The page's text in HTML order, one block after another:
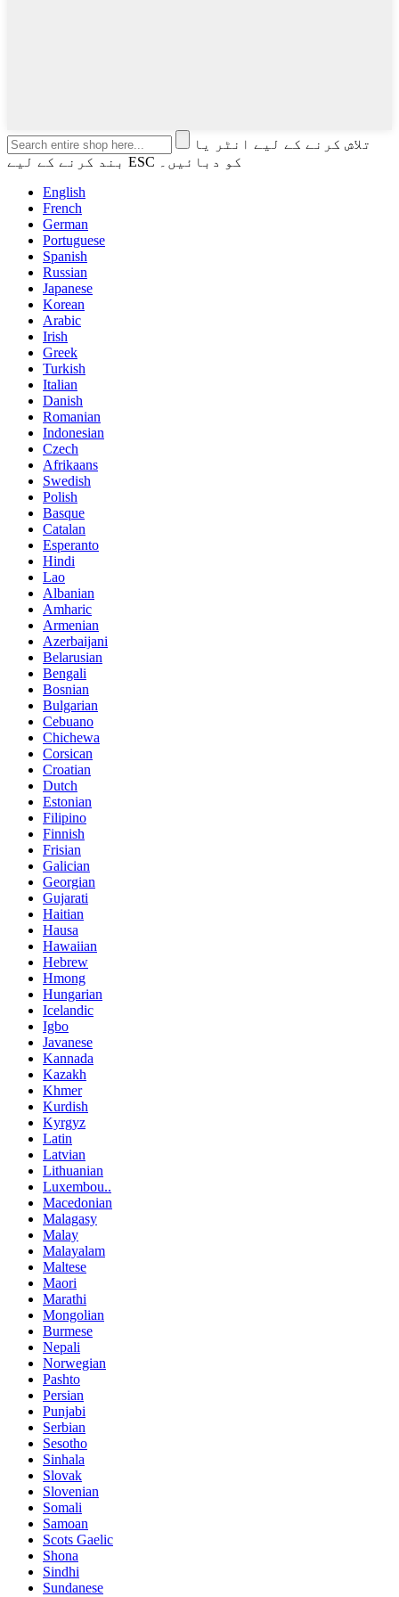
تلاش کرنے کے لیے انٹر یا
بند کرنے کے لیے ESC کو دبائیں۔
English
French
German
Portuguese
Spanish
Russian
Japanese
Korean
Arabic
Irish
Greek
Turkish
Italian
Danish
Romanian
Indonesian
Czech
Afrikaans
Swedish
Polish
Basque
Catalan
Esperanto
Hindi
Lao
Albanian
Amharic
Armenian
Azerbaijani
Belarusian
Bengali
Bosnian
Bulgarian
Cebuano
Chichewa
Corsican
Croatian
Dutch
Estonian
Filipino
Finnish
Frisian
Galician
Georgian
Gujarati
Haitian
Hausa
Hawaiian
Hebrew
Hmong
Hungarian
Icelandic
Igbo
Javanese
Kannada
Kazakh
Khmer
Kurdish
Kyrgyz
Latin
Latvian
Lithuanian
Luxembou..
Macedonian
Malagasy
Malay
Malayalam
Maltese
Maori
Marathi
Mongolian
Burmese
Nepali
Norwegian
Pashto
Persian
Punjabi
Serbian
Sesotho
Sinhala
Slovak
Slovenian
Somali
Samoan
Scots Gaelic
Shona
Sindhi
Sundanese